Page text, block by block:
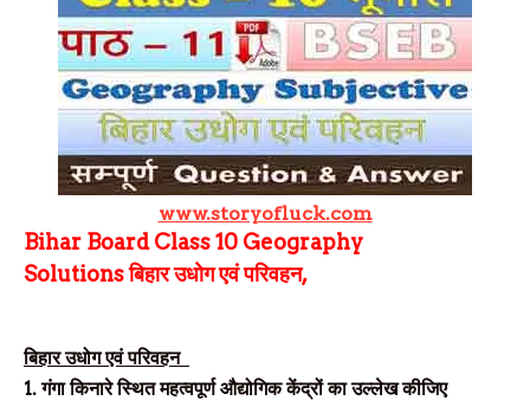
www.storyofluck.com
Bihar Board Class 10 Geography
Solutionsबिहार उधोग एवं परिवहन,
बिहार उधोग एवं परिवहन
1. गंगा किनारे स्थित महत्वपूर्ण औद्योगिक केंद्रों का उल्लेख कीजिए